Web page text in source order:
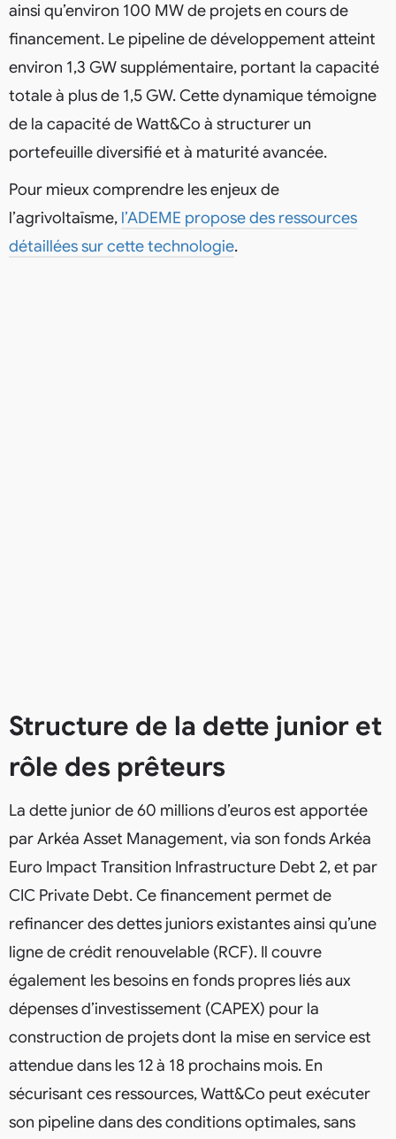
ainsi qu’environ 100 MW de projets en cours de
financement. Le pipeline de développement atteint
environ 1,3 GW supplémentaire, portant la capacité
totale à plus de 1,5 GW. Cette dynamique témoigne
de la capacité de Watt&Co à structurer un
portefeuille diversifié et à maturité avancée.
Pour mieux comprendre les enjeux de
l’agrivoltaïsme, l’ADEME propose des ressources
détaillées sur cette technologie.
Structure de la dette junior et
rôle des prêteurs
La dette junior de 60 millions d’euros est apportée
par Arkéa Asset Management, via son fonds Arkéa
Euro Impact Transition Infrastructure Debt 2, et par
CIC Private Debt. Ce financement permet de
refinancer des dettes juniors existantes ainsi qu’une
ligne de crédit renouvelable (RCF). Il couvre
également les besoins en fonds propres liés aux
dépenses d’investissement (CAPEX) pour la
construction de projets dont la mise en service est
attendue dans les 12 à 18 prochains mois. En
sécurisant ces ressources, Watt&Co peut exécuter
son pipeline dans des conditions optimales, sans